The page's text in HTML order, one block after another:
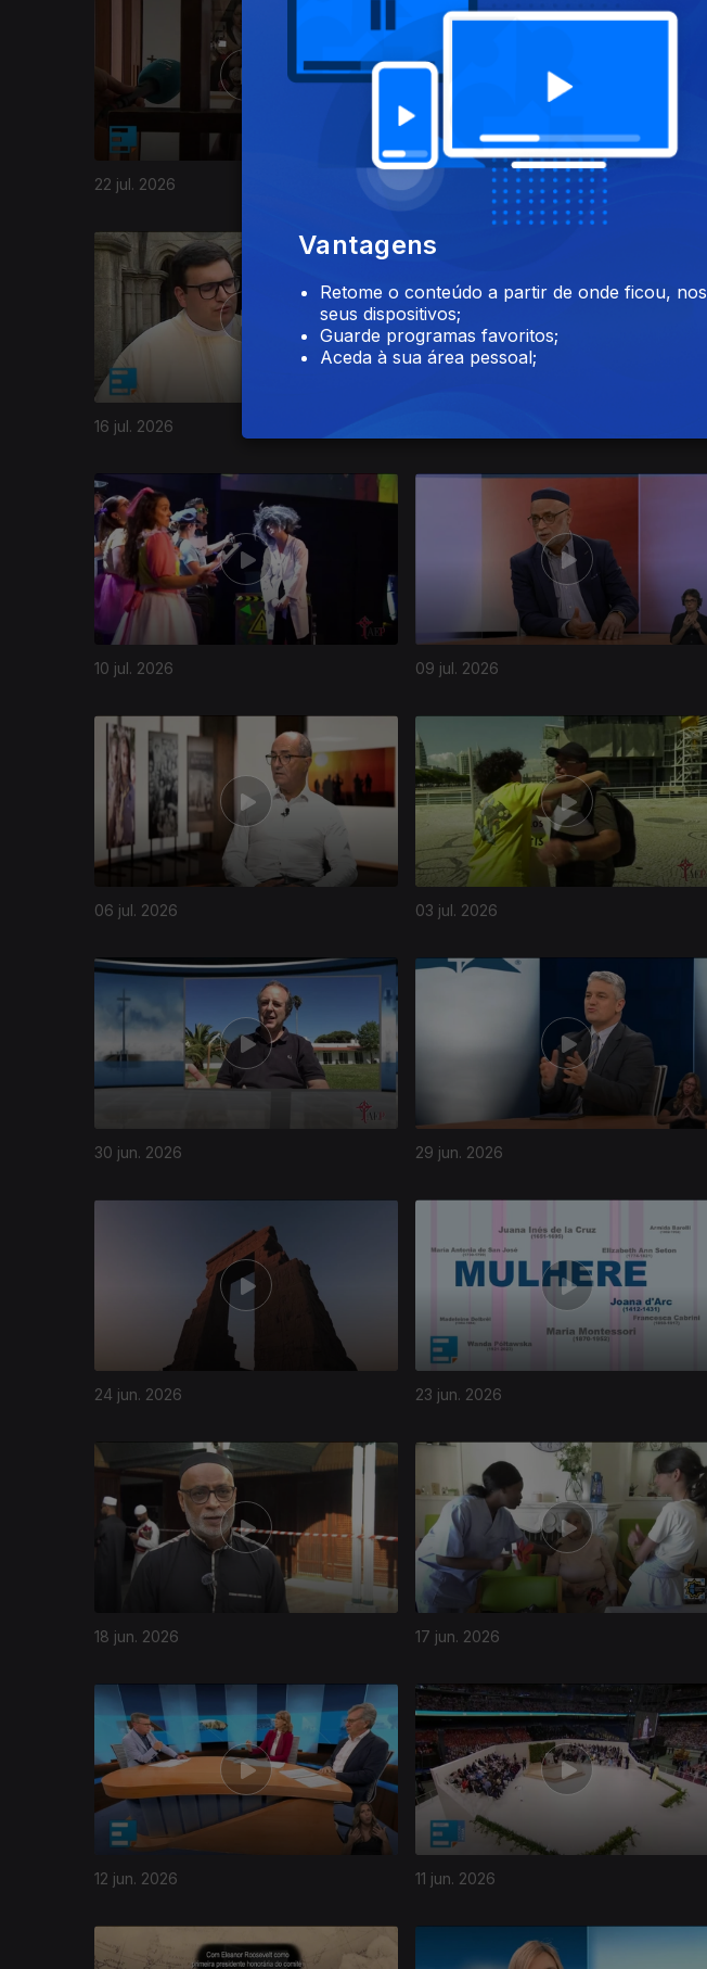
22 jul. 2026 21 jul. 2026
16 jul. 2026
10 jul. 2026 09 jul. 2026
941140
06 jul. 2026 03 jul. 2026
30 jun. 2026 29 jun. 2026
24 jun. 2026 23 jun. 2026
18 jun. 2026 17 jun. 2026
12 jun. 2026 11 jun. 2026
Vantagens
Retome o conteúdo a partir de onde ficou, nos
seus dispositivos;
Guarde programas favoritos;
Aceda à sua área pessoal;